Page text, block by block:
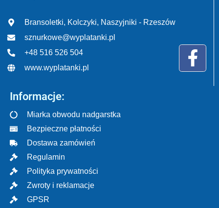
Bransoletki, Kolczyki, Naszyjniki - Rzeszów
sznurkowe@wyplatanki.pl
+48 516 526 504
www.wyplatanki.pl
Informacje:
Miarka obwodu nadgarstka
Bezpieczne płatności
Dostawa zamówień
Regulamin
Polityka prywatności
Zwroty i reklamacje
GPSR